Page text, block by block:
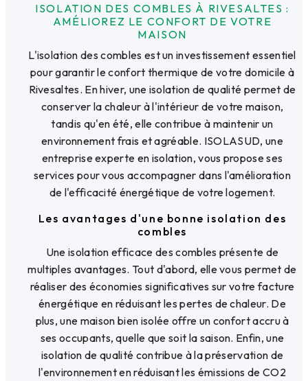
ISOLATION DES COMBLES À RIVESALTES :
AMÉLIOREZ LE CONFORT DE VOTRE
MAISON
L'isolation des combles est un investissement essentiel
pour garantir le confort thermique de votre domicile à
Rivesaltes. En hiver, une isolation de qualité permet de
conserver la chaleur à l'intérieur de votre maison,
tandis qu'en été, elle contribue à maintenir un
environnement frais et agréable. ISOLASUD, une
entreprise experte en isolation, vous propose ses
services pour vous accompagner dans l'amélioration
de l'efficacité énergétique de votre logement.
Les avantages d'une bonne isolation des
combles
Une isolation efficace des combles présente de
multiples avantages. Tout d'abord, elle vous permet de
réaliser des économies significatives sur votre facture
énergétique en réduisant les pertes de chaleur. De
plus, une maison bien isolée offre un confort accru à
ses occupants, quelle que soit la saison. Enfin, une
isolation de qualité contribue à la préservation de
l'environnement en réduisant les émissions de CO2